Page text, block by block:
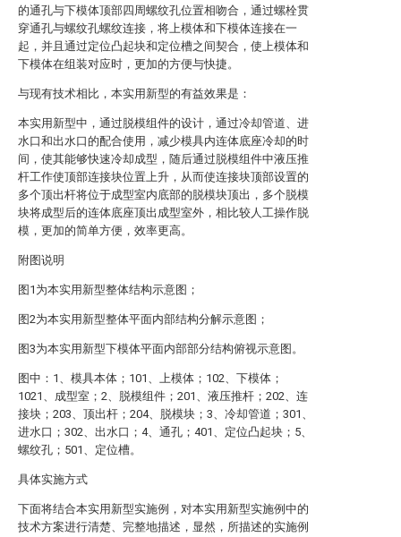
的通孔与下模体顶部四周螺纹孔位置相吻合，通过螺栓贯
穿通孔与螺纹孔螺纹连接，将上模体和下模体连接在一
起，并且通过定位凸起块和定位槽之间契合，使上模体和
下模体在组装对应时，更加的方便与快捷。
与现有技术相比，本实用新型的有益效果是：
本实用新型中，通过脱模组件的设计，通过冷却管道、进
水口和出水口的配合使用，减少模具内连体底座冷却的时
间，使其能够快速冷却成型，随后通过脱模组件中液压推
杆工作使顶部连接块位置上升，从而使连接块顶部设置的
多个顶出杆将位于成型室内底部的脱模块顶出，多个脱模
块将成型后的连体底座顶出成型室外，相比较人工操作脱
模，更加的简单方便，效率更高。
附图说明
图1为本实用新型整体结构示意图；
图2为本实用新型整体平面内部结构分解示意图；
图3为本实用新型下模体平面内部部分结构俯视示意图。
图中：1、模具本体；101、上模体；102、下模体；
1021、成型室；2、脱模组件；201、液压推杆；202、连
接块；203、顶出杆；204、脱模块；3、冷却管道；301、
进水口；302、出水口；4、通孔；401、定位凸起块；5、
螺纹孔；501、定位槽。
具体实施方式
下面将结合本实用新型实施例，对本实用新型实施例中的
技术方案进行清楚、完整地描述，显然，所描述的实施例